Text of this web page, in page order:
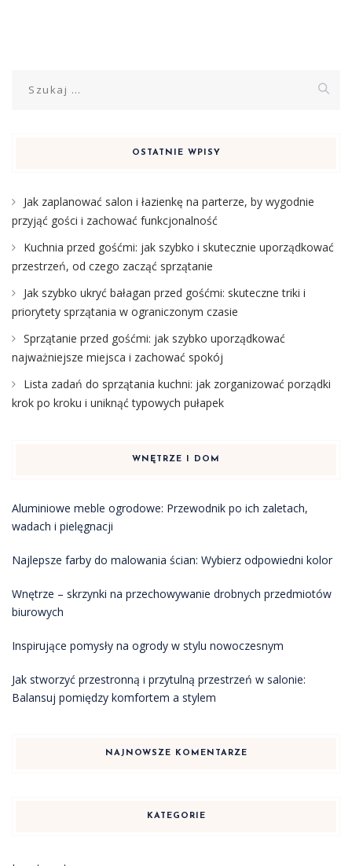
OSTATNIE WPISY
Jak zaplanować salon i łazienkę na parterze, by wygodnie
przyjąć gości i zachować funkcjonalność
Kuchnia przed gośćmi: jak szybko i skutecznie uporządkować
przestrzeń, od czego zacząć sprzątanie
Jak szybko ukryć bałagan przed gośćmi: skuteczne triki i
priorytety sprzątania w ograniczonym czasie
Sprzątanie przed gośćmi: jak szybko uporządkować
najważniejsze miejsca i zachować spokój
Lista zadań do sprzątania kuchni: jak zorganizować porządki
krok po kroku i uniknąć typowych pułapek
WNĘTRZE I DOM
Aluminiowe meble ogrodowe: Przewodnik po ich zaletach,
wadach i pielęgnacji
Najlepsze farby do malowania ścian: Wybierz odpowiedni kolor
Wnętrze – skrzynki na przechowywanie drobnych przedmiotów
biurowych
Inspirujące pomysły na ogrody w stylu nowoczesnym
Jak stworzyć przestronną i przytulną przestrzeń w salonie:
Balansuj pomiędzy komfortem a stylem
NAJNOWSZE KOMENTARZE
KATEGORIE